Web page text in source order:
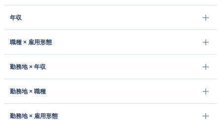
年収
職種 × 雇用形態
勤務地 × 年収
勤務地 × 職種
勤務地 × 雇用形態